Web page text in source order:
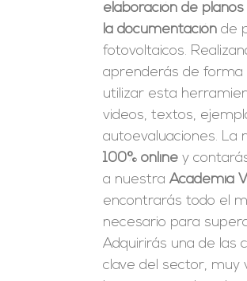
elaboración de
la documentación de
fotovoltaicos.
aprenderás de forma
utilizar esta
videos, textos,
autoevaluaciones. La
100% online y
a nuestraAcademia
encontrarás todo el
necesario para
Adquirirás una de las
clave del sector, muy